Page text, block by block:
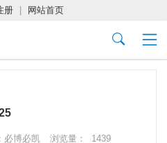
册 网站首页
必博必凯 浏览量：
1439